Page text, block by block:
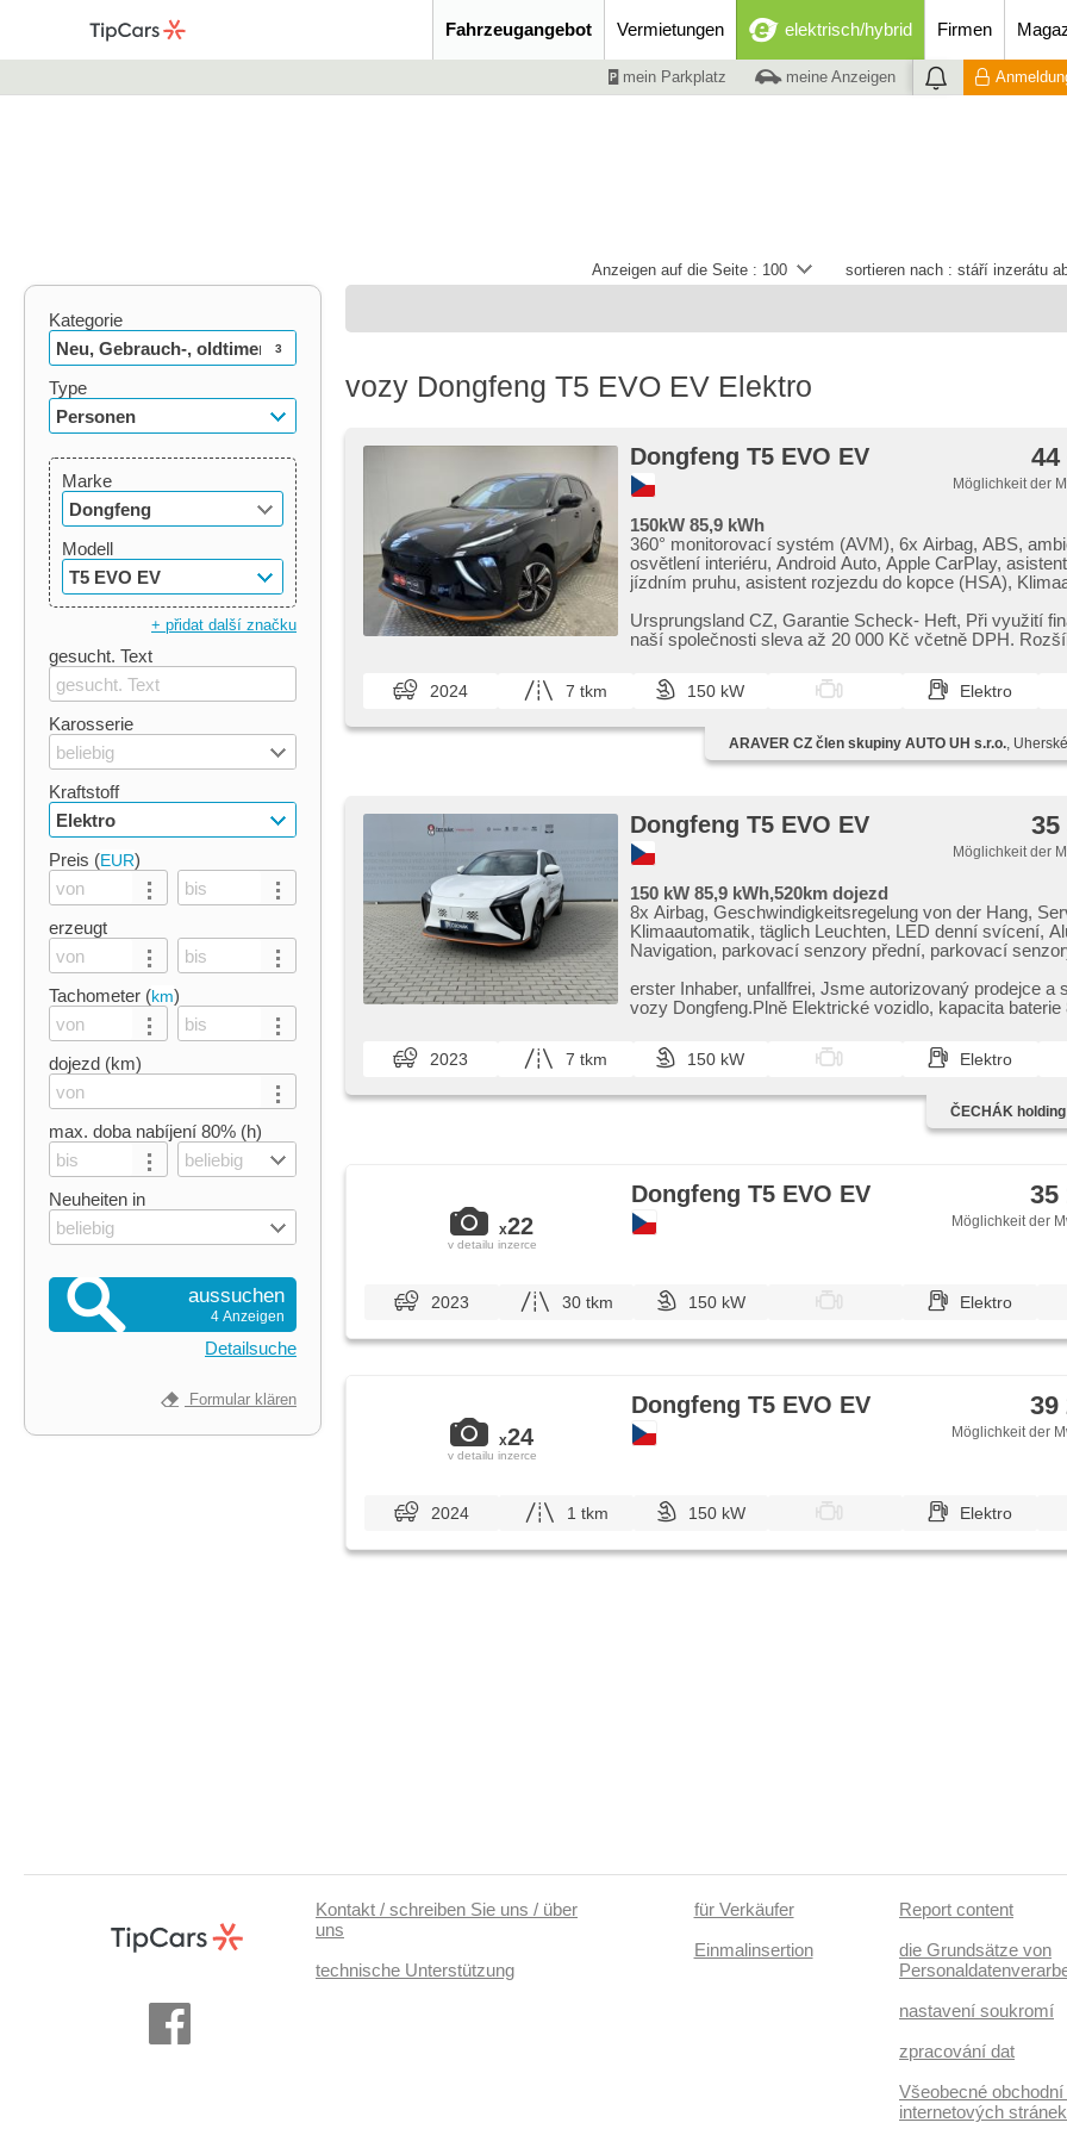
Fahrzeugangebot Vermietungen elektrisch/hybrid Firmen
mein Parkplatz meine Anzeigen
sortieren nach : stáří inzerátu
Anzeigen auf die Seite : 100
Kategorie
Neu, Gebrauch-, oldtimer
3
Type
Personen
Marke
Dongfeng
Modell
T5 EVO EV
+ přidat další značku
gesucht. Text
Karosserie
beliebig
Kraftstoff
Elektro
Preis (EUR)
erzeugt
Tachometer (km)
dojezd (km)
max. doba nabíjení 80% (h)
beliebig
Neuheiten in
beliebig
aussuchen
4 Anzeigen
Detailsuche
Formular klären
vozy Dongfeng T5 EVO EV Elektro
Dongfeng T5 EVO EV 44
Möglichkeit der
150kW 85,9 kWh
360° monitorovací systém (AVM), 6x Airbag, ABS,
osvětlení interiéru, Android Auto, Apple CarPlay,
jízdním pruhu, asistent rozjezdu do kopce (HSA),
Brems-Assistent, Zentralverriegelung mit
Zentralverriegelung, Teilbare Rücksitzbank, digitální
einstellbare Sitze, El. Deckel des Kofferraums, El.
elektronická ruční brzda, hands free, Uhr Spur, Blind
Klimaanlage, Ledersitze, Lederpolsterung, LED denní
Alufelgen, Multifunktionslenkrad, Lenkrad einstellbar,
Panoramadach, Fahrkamera, parkovací senzory
(ASR), Vorderlichter LED, Frontmassagesitze,
Scheibenwischersensor, Lichtsensor,
Elektronisches Stabilitätsprogramm (ESP), starten per
Tempomat, Getönte Scheiben, ukazatel rychlostního
USB, Außenthermometer, beheizte Sitze, beheizte
höheneinstellbare Sitze, höheneinstellbare Fahrersitz,
Heckscheibenwischer, Heck LED Leuchte, Garantie
Ursprungsland CZ,​ Garantie Scheck​- Heft,​ Při využití
naší společnosti sleva až 20 000 Kč včetně DPH.
2024 7 tkm 150 kW Elektro
ARAVER CZ člen skupiny AUTO UH s.r.o.,
Dongfeng T5 EVO EV 35
Möglichkeit der
150 kW 85,9 kWh,520km dojezd
8x Airbag, Geschwindigkeitsregelung von der Hang,
Klimaautomatik, täglich Leuchten, LED denní svícení,
Navigation, parkovací senzory přední, parkovací
Scheibenwischersensor, Lenkrad einstellbar,
hands free, Bluetooth, El. Deckel des Kofferraums, El.
starten per Taste, Wegfahrsperre, Zentralverriegelung mit
Funkfernbedienung, Zentralverriegelung, Ledersitze,
Frontmassagesitze, odvětrávaná sedadla,
Fahrersitz, Heck LED Leuchte, USB, Autoradio,
(DAB), beheizte Spiegel, Teilbare Rücksitzbank, zadní
erster Inhaber,​ unfallfrei,​ Jsme autorizovaný prodejce a servis pro
vozy Dongfeng.Plně Elektrické vozidlo,​ kapacita baterie
2023 7 tkm 150 kW Elektro
ČECHÁK
x22
v detailu inzerce
Dongfeng T5 EVO EV 35
Möglichkeit der
2023 30 tkm 150 kW Elektro
x24
v detailu inzerce
Dongfeng T5 EVO EV 39
Möglichkeit der
2024 1 tkm 150 kW Elektro
Kontakt / schreiben Sie uns / über
uns
technische Unterstützung
für Verkäufer
Einmalinsertion
Report content
die Grundsätze von
nastavení soukromí
zpracování dat
Všeobecné
internetových